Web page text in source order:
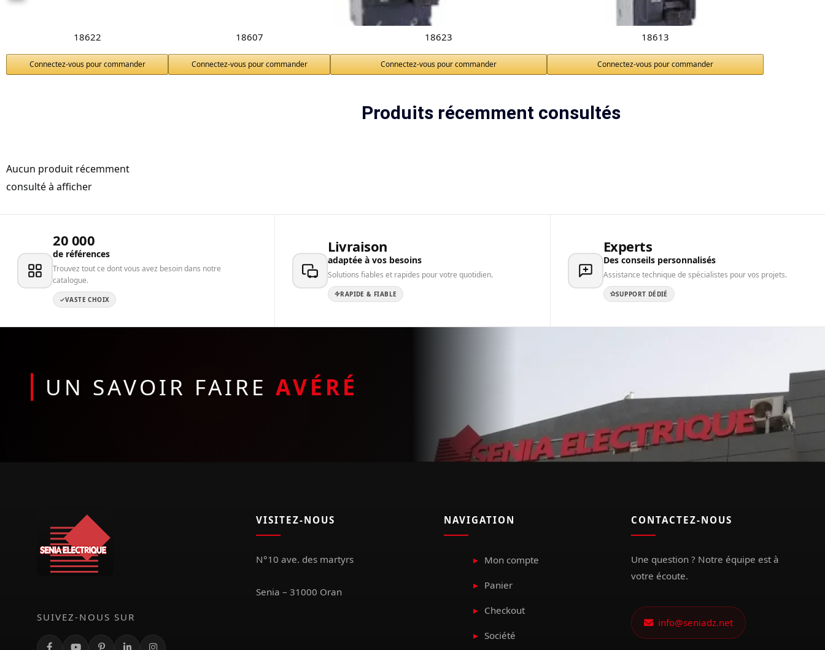
18622
Connectez-vous pour commander
18607
Connectez-vous pour commander
18623
Connectez-vous pour commander
18613
Connectez-vous pour commander
Produits récemment consultés
Aucun produit récemment
consulté à afficher
20 000
de références
Trouvez tout ce dont vous avez besoin dans notre
catalogue.
VASTE CHOIX
Livraison
adaptée à vos besoins
Solutions fiables et rapides pour votre quotidien.
RAPIDE & FIABLE
Experts
Des conseils personnalisés
Assistance technique de spécialistes pour vos projets.
SUPPORT DÉDIÉ
UN SAVOIR FAIRE AVÉRÉ
SUIVEZ-NOUS SUR
VISITEZ-NOUS
N°10 ave. des martyrs
Senia – 31000 Oran
NAVIGATION
Mon compte
Panier
Checkout
Société
CONTACTEZ-NOUS
Une question ? Notre équipe est à
votre écoute.
info@seniadz.net